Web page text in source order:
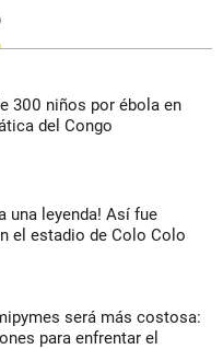
300 niños por ébola en
del Congo
una leyenda! Así fue
el estadio de Colo Colo
será más costosa:
para enfrentar el